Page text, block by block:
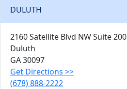
DULUTH
2160 Satellite Blvd NW Suite 200
Duluth
GA30097
Get Directions >>
(678) 888-2222